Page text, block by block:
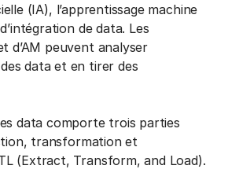
(IA), l’apprentissage machine
de data. Les
d’AM peuvent analyser
data et en tirer des
data comporte trois parties
transformation et
(Extract, Transform, and Load).